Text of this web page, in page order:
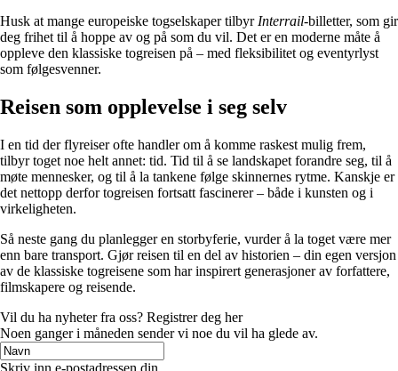
Husk at mange europeiske togselskaper tilbyr Interrail-billetter, som gir
deg frihet til å hoppe av og på som du vil. Det er en moderne måte å
oppleve den klassiske togreisen på – med fleksibilitet og eventyrlyst
som følgesvenner.
Reisen som opplevelse i seg selv
I en tid der flyreiser ofte handler om å komme raskest mulig frem,
tilbyr toget noe helt annet: tid. Tid til å se landskapet forandre seg, til å
møte mennesker, og til å la tankene følge skinnernes rytme. Kanskje er
det nettopp derfor togreisen fortsatt fascinerer – både i kunsten og i
virkeligheten.
Så neste gang du planlegger en storbyferie, vurder å la toget være mer
enn bare transport. Gjør reisen til en del av historien – din egen versjon
av de klassiske togreisene som har inspirert generasjoner av forfattere,
filmskapere og reisende.
Vil du ha nyheter fra oss? Registrer deg her
Noen ganger i måneden sender vi noe du vil ha glede av.
Skriv inn e-postadressen din